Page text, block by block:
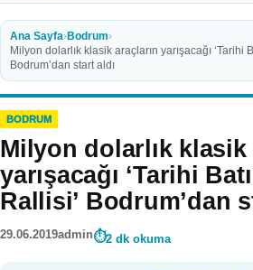
Ana Sayfa›Bodrum›
Milyon dolarlık klasik araçların yarışacağı ‘Tarihi
Bodrum’dan start aldı
BODRUM
Milyon dolarlık klasik
yarışacağı ‘Tarihi
Rallisi’ Bodrum’dan
29.06.2019admin 2 dk okuma